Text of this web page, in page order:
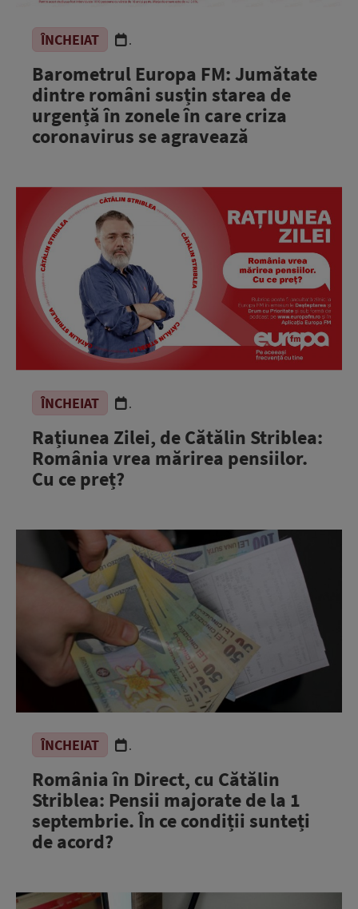
ÎNCHEIAT .
Barometrul Europa FM: Jumătate
dintre români susțin starea de
urgență în zonele în care criza
coronavirus se agravează
ÎNCHEIAT .
Rațiunea Zilei, de Cătălin Striblea:
România vrea mărirea pensiilor.
Cu ce preț?
ÎNCHEIAT .
România în Direct, cu Cătălin
Striblea: Pensii majorate de la 1
septembrie. În ce condiții sunteți
de acord?